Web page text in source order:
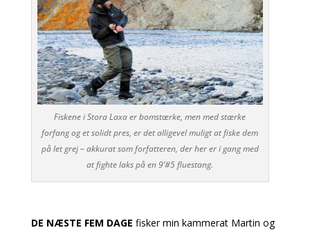
Fiskene i Stora Laxa er bomstærke, men med stærke
forfang og et solidt pres, er det alligevel muligt at fiske dem
på let grej – akkurat som forfatteren, der her er i gang med
at fighte laks på en 9’#5 fluestang.
DE NÆSTE FEM DAGE fisker min kammerat Martin og